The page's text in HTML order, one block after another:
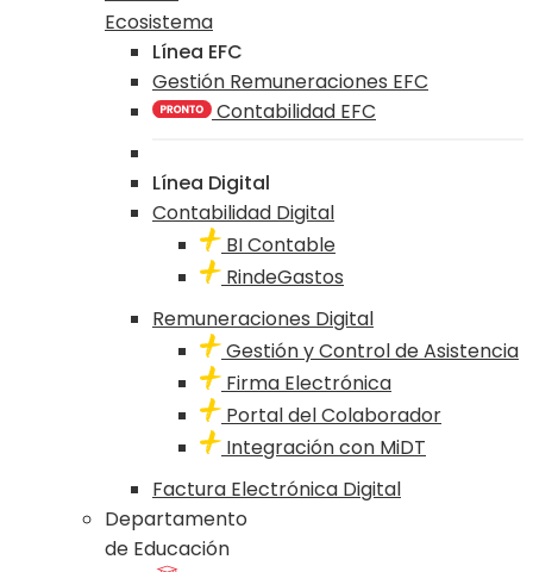
Ecosistema
Línea EFC
Gestión Remuneraciones EFC
Contabilidad EFC
Línea Digital
Contabilidad Digital
BI Contable
RindeGastos
Remuneraciones Digital
Gestión y Control de Asistencia
Firma Electrónica
Portal del Colaborador
Integración con MiDT
Factura Electrónica Digital
Departamento
de Educación